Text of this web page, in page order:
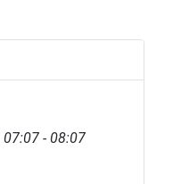
07:07 - 08:07